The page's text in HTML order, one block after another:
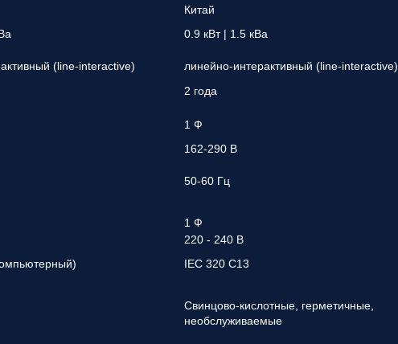
Китай
0.9 кВт | 1.5 кВа
(line-interactive) линейно-интерактивный (line-interactive)
2 года
1 Ф
162-290 В
50-60 Гц
1 Ф
220 - 240 В
IEC 320 C13
Свинцово-кислотные, герметичные,
необслуживаемые